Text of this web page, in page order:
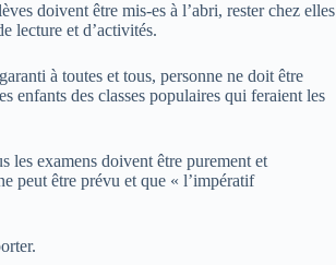
doivent être mis-es à l’abri, rester chez elles
lecture et d’activités.
à toutes et tous, personne ne doit être
enfants des classes populaires qui feraient les
les examens doivent être purement et
peut être prévu et que « l’impératif